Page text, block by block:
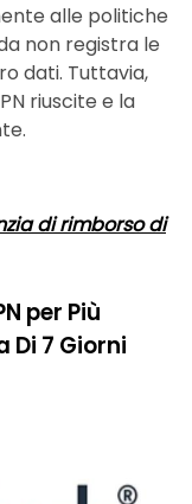
alle politiche
non registra le
dati. Tuttavia,
riuscite e la
di rimborso di
per Più
Di 7 Giorni